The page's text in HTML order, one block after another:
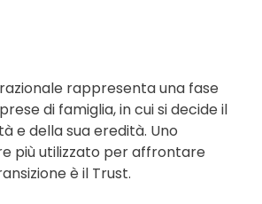
rappresenta una fase
di famiglia, in cui si decide il
e della sua eredità. Uno
più utilizzato per affrontare
è il Trust.